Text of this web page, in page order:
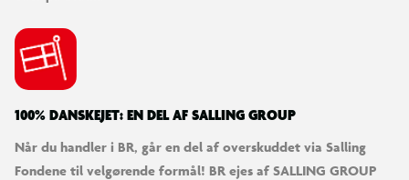
100% DANSKEJET: EN DEL AF SALLING GROUP
Når du handler i BR, går en del af overskuddet via Salling
Fondene til velgørende formål! BR ejes af SALLING GROUP